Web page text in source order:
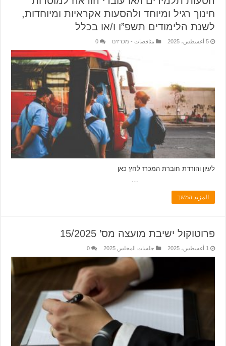
חינוך רגיל ומיוחד ולהסעות אקראיות ומיוחדות,
לשנת הלימודים תשפ”ו ו/או בכלל
5 أغسطس، 2025 مناقصات - מכרזים 0
לעיון והורדת חוברת המכרז לחץ כאן
المزيد המשך
פרוטוקול ישיבת מועצה מס’ 15/2025
1 أغسطس، 2025 جلسات المجلس 2025 0